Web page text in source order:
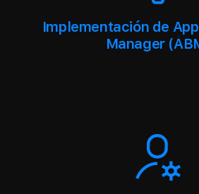
Implementación de
Manager